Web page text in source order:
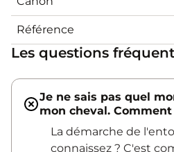
Référence
Les questions
Je ne sais pas quel
mon cheval.
La démarche de
connaissez ? C'est